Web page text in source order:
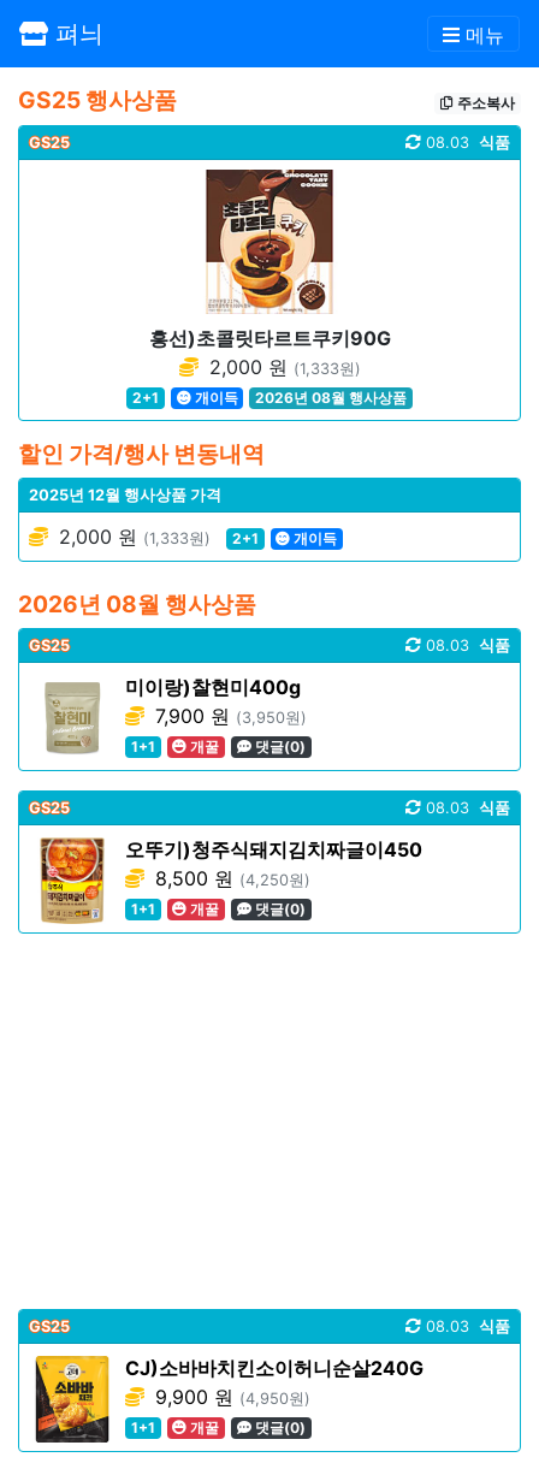
펴늬 메뉴
GS25 행사상품 주소복사
GS25 식품
08.03
흥선)초콜릿타르트쿠키90G
2,000 원 (1,333원)
2+1
개이득 2026년 08월 행사상품
할인 가격/행사 변동내역
2025년 12월 행사상품 가격
2,000 원 (1,333원) 2+1 개이득
2026년 08월 행사상품
GS25 식품
08.03
미이랑)찰현미400g
7,900 원 (3,950원)
1+1
개꿀 댓글(0)
GS25 식품
08.03
오뚜기)청주식돼지김치짜글이450
8,500 원 (4,250원)
1+1
개꿀 댓글(0)
GS25 식품
08.03
CJ)소바바치킨소이허니순살240G
9,900 원 (4,950원)
1+1
개꿀 댓글(0)